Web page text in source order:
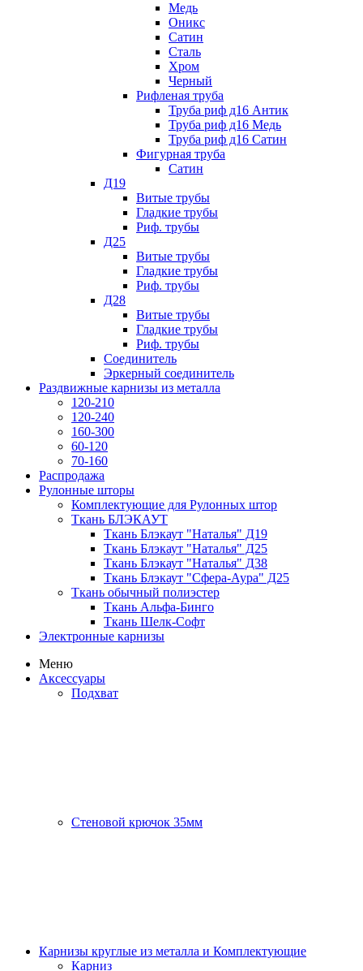
Медь
Оникс
Сатин
Сталь
Хром
Черный
Рифленая труба
Труба риф д16 Антик
Труба риф д16 Медь
Труба риф д16 Сатин
Фигурная труба
Сатин
Д19
Витые трубы
Гладкие трубы
Риф. трубы
Д25
Витые трубы
Гладкие трубы
Риф. трубы
Д28
Витые трубы
Гладкие трубы
Риф. трубы
Соединитель
Эркерный соединитель
Раздвижные карнизы из металла
120-210
120-240
160-300
60-120
70-160
Распродажа
Рулонные шторы
Комплектующие для Рулонных штор
Ткань БЛЭКАУТ
Ткань Блэкаут "Наталья" Д19
Ткань Блэкаут "Наталья" Д25
Ткань Блэкаут "Наталья" Д38
Ткань Блэкаут "Сфера-Аура" Д25
Ткань обычный полиэстер
Ткань Альфа-Бинго
Ткань Шелк-Софт
Электронные карнизы
Меню
Аксессуары
Подхват
Стеновой крючок 35мм
Карнизы круглые из металла и Комплектующие
Карниз